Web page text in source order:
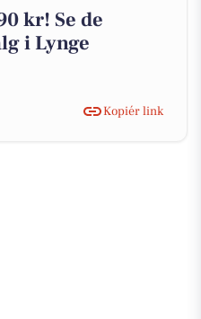
kr! Se de
i Lynge
Kopiér link